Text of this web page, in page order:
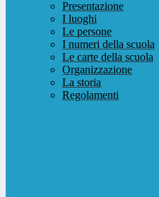
Presentazione
I luoghi
Le persone
I numeri della scuola
Le carte della scuola
Organizzazione
La storia
Regolamenti